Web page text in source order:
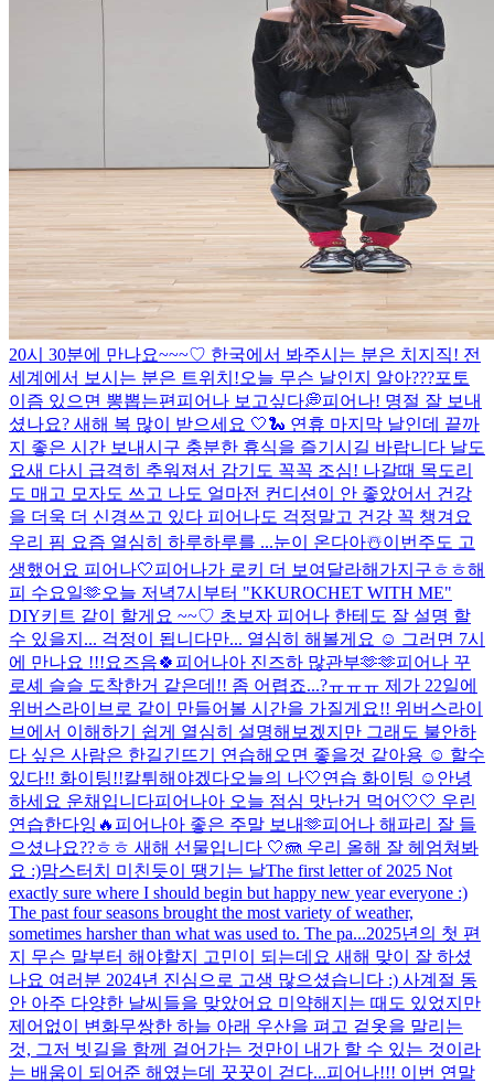
20시 30분에 만나요~~~♡ 한국에서 봐주시는 분은 치지직! 전
세계에서 보시는 분은 트위치!오늘 무슨 날인지 알아???포토
이즘 있으면 뽕뽑는편 피어나 보고싶다💭피어나! 명절 잘 보내
셨나요? 새해 복 많이 받으세요 🤍🐍 연휴 마지막 날인데 끝까
지 좋은 시간 보내시구 충분한 휴식을 즐기시길 바랍니다 날도
요새 다시 급격히 추워져서 감기도 꼭꼭 조심! 나갈때 목도리
도 매고 모자도 쓰고 나도 얼마전 컨디션이 안 좋았어서 건강
을 더욱 더 신경쓰고 있다 피어나도 걱정말고 건강 꼭 챙겨요
우리 핌 요즘 열심히 하루하루를 ...눈이 온다아☃️​이번주도 고
생했어요 피어나🤍피어나가 로키 더 보여달라해가지구ㅎㅎ해
피 수요일🫶오늘 저녁7시부터 "KKUROCHET WITH ME"
DIY키트 같이 할게요 ~~♡ 초보자 피어나 한테도 잘 설명 할
수 있을지... 걱정이 됩니다만... 열심히 해볼게요 ☺️ 그러면 7시
에 만나요 !!!요즈음🍀 피어나아 진즈하 많관부🫶🫶피어나 꾸
로셰 슬슬 도착한거 같은데!! 좀 어렵죠...?ㅠㅠㅠ 제가 22일에
위버스라이브로 같이 만들어볼 시간을 가질게요!! 위버스라이
브에서 이해하기 쉽게 열심히 설명해보겠지만 그래도 불안하
다 싶은 사람은 한길긴뜨기 연습해오면 좋을것 같아용 ☺️ 할수
있다!! 화이팅!!칼튀해야겠다오늘의 나🤍연습 화이팅 ☺️ 안녕
하세요 운채입니다피어나아 오늘 점심 맛난거 먹어🤍🤍 우린
연습한다잉🔥 피어나아 좋은 주말 보내🫶피어나 해파리 잘 들
으셨나요??ㅎㅎ 새해 선물입니다 🤍🪼 우리 올해 잘 헤엄쳐봐
요 :)맘스터치 미친듯이 땡기는 날The first letter of 2025 Not
exactly sure where I should begin but happy new year everyone :)
The past four seasons brought the most variety of weather,
sometimes harsher than what was used to. The pa...2025년의 첫 편
지 무슨 말부터 해야할지 고민이 되는데요 새해 맞이 잘 하셨
나요 여러분 2024년 진심으로 고생 많으셨습니다 :) 사계절 동
안 아주 다양한 날씨들을 맞았어요 미약해지는 때도 있었지만
제어없이 변화무쌍한 하늘 아래 우산을 펴고 겉옷을 말리는
것, 그저 빗길을 함께 걸어가는 것만이 내가 할 수 있는 것이라
는 배움이 되어준 해였는데 꿋꿋이 걷다...피어나!!! 이번 연말